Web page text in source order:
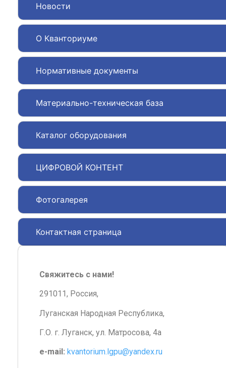
Новости
О Кванториуме
Нормативные документы
Материально-техническая база
Каталог оборудования
ЦИФРОВОЙ КОНТЕНТ
Фотогалерея
Контактная страница
Свяжитесь с нами!
291011, Россия,
Луганская Народная Республика,
Г.О. г. Луганск, ул. Матросова, 4а
e-mail: kvantorium.lgpu@yandex.ru